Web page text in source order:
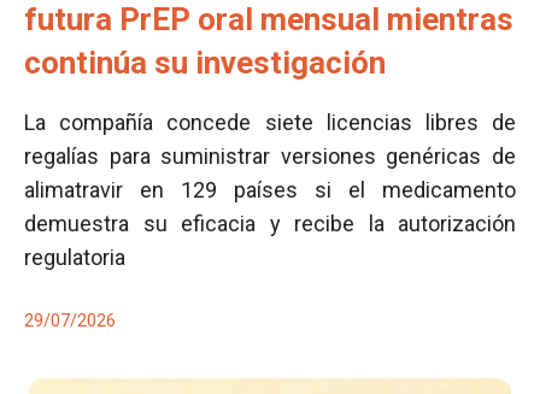
futura PrEP oral mensual mientras
continúa su investigación
La compañía concede siete licencias libres de
regalías para suministrar versiones genéricas de
alimatravir en 129 países si el medicamento
demuestra su eficacia y recibe la autorización
regulatoria
29/07/2026